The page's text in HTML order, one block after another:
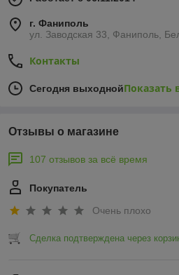
г. Фаниполь
ул. Заводская 33, Фаниполь,
Контакты
Сегодня выходнойПоказать
Отзывы о магазине
107 отзывов за всё время
Покупатель
Очень плохо
Сделка подтверждена через